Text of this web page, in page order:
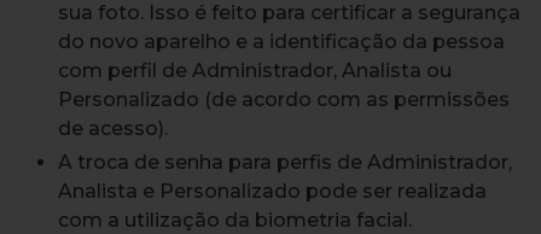
sua foto. Isso é feito para certificar a segurança
do novo aparelho e a identificação da pessoa
com perfil de Administrador, Analista ou
Personalizado (de acordo com as permissões
de acesso).
A troca de senha para perfis de Administrador,
Analista e Personalizado pode ser realizada
com a utilização da biometria facial.